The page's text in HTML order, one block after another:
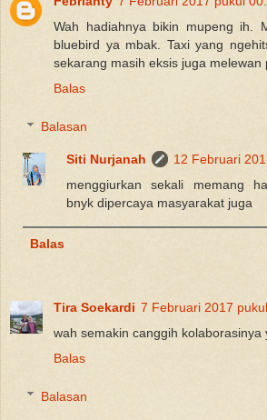
Wah hadiahnya bikin mupeng ih.
bluebird ya mbak. Taxi yang
sekarang masih eksis juga melewan
Balas
Balasan
Siti Nurjanah
12 Februari
menggiurkan sekali memang
bnyk dipercaya masyarakat juga
Balas
Tira Soekardi 7 Februari 2017
wah semakin canggih kolaborasinya
Balas
Balasan